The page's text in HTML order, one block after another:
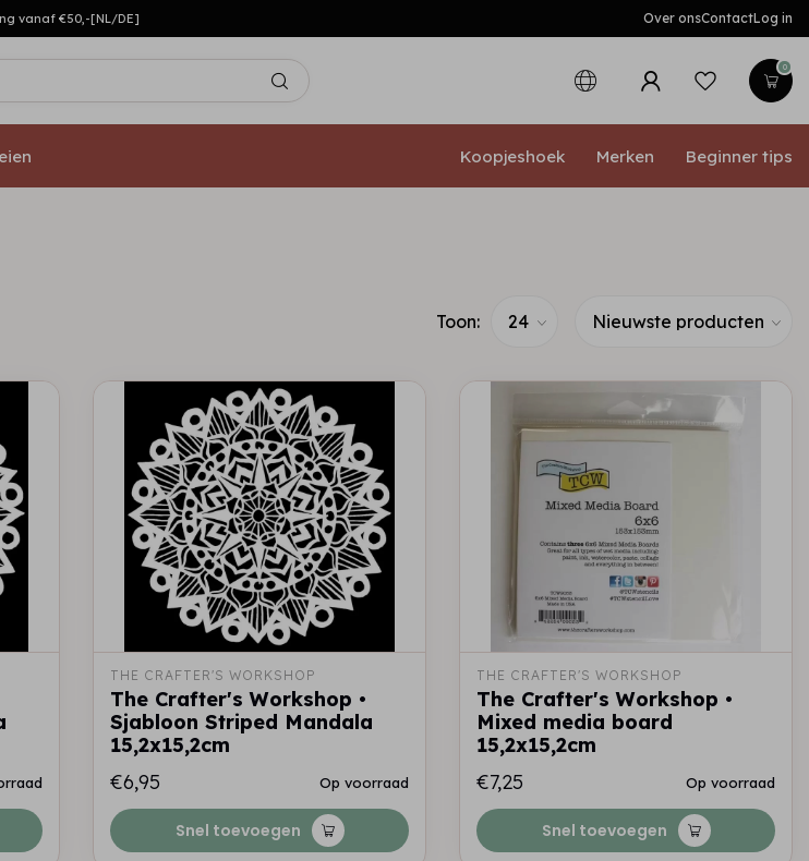
vanaf €50,-[NL/DE] Over onsContactLog in
0
Koopjeshoek Merken Beginner tips
Toon:
THE CRAFTER'S WORKSHOP
The Crafter's Workshop •
Sjabloon Striped Mandala
15,2x15,2cm
€6,95
Op voorraad
Snel toevoegen
THE CRAFTER'S WORKSHOP
The Crafter's Workshop •
Mixed media board
15,2x15,2cm
€7,25
Op voorraad
Snel toevoegen